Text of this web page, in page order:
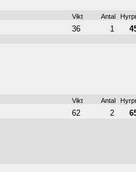
Vikt Antal
36 1
Vikt Antal
62 2